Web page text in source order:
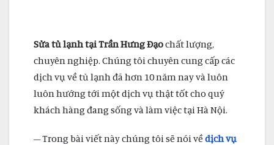
Sửa tủ lạnh tại Trần Hưng Đạochất lượng,
chuyên nghiệp. Chúng tôi chuyên cung cấp các
dịch vụ về tủ lạnh đã hơn 10 năm nay và luôn
luôn hướng tới một dịch vụ thật tốt cho quý
khách hàng đang sống và làm việc tại Hà Nội.
– Trong bài viết này chúng tôi sẽ nói về dịch vụ